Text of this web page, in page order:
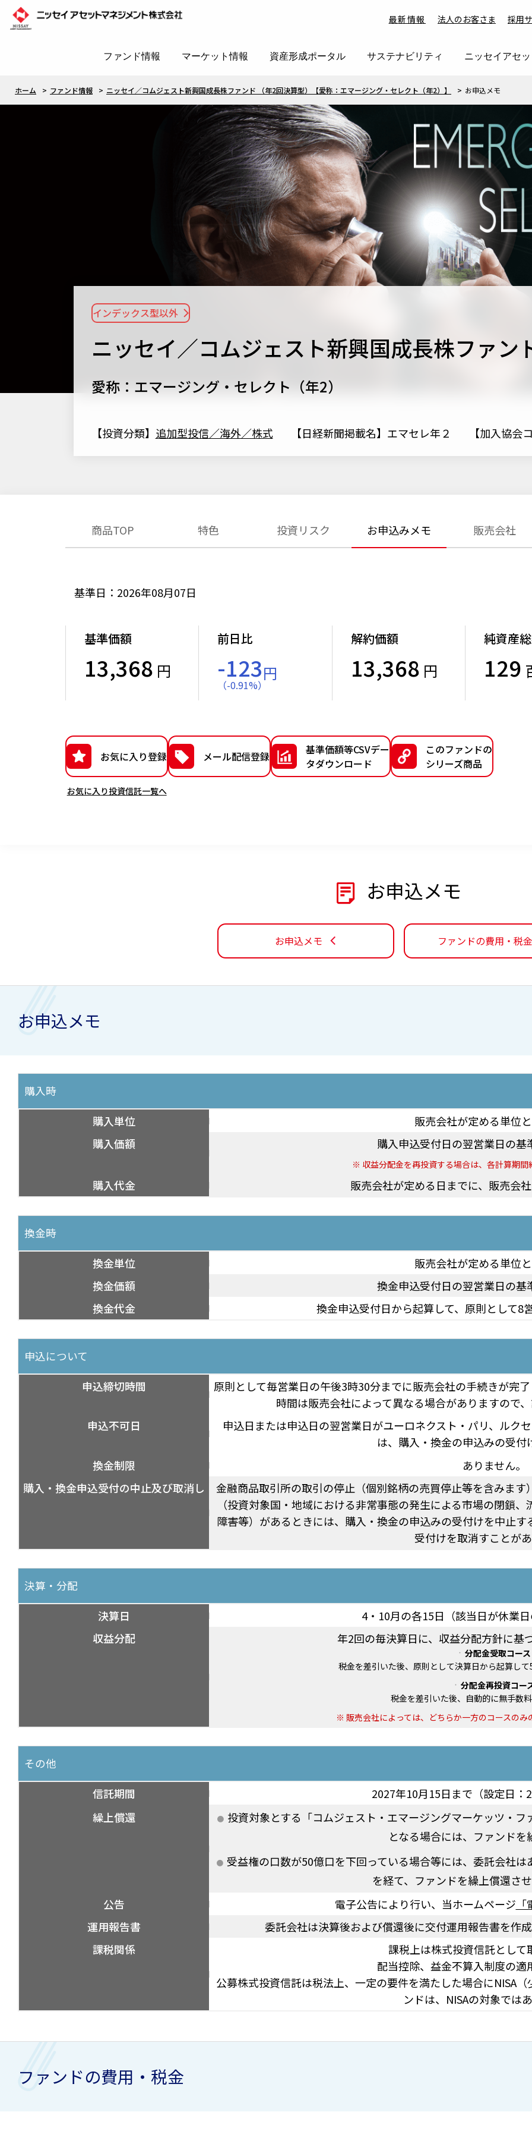
最新情報 法人のお客さま 採用
ファンド情報 マーケット情報 資産形成ポータル サステナビリティ ニッセイアセ
ホーム ファンド情報 ニッセイ／コムジェスト新興国成長株ファンド （年2回決算型）【愛称：エマージング・セレクト（年2）】 お申込メモ
ニッセイ／コムジェスト新興国成長株ファン
愛称：エマージング・セレクト（年2）
インデックス型以外
【投資分類】 追加型投信／海外／株式 【日経新聞掲載名】エマセレ年２ 【加入協会
商品TOP 特色 投資リスク お申込みメモ 販売会社
基準日：2026年08月07日
基準価額
13,368 円
前日比
-123円
（-0.91%）
解約価額
13,368 円
純資産
129
お気に入り登録
お気に入り投資信託一覧へ
メール配信登録
基準価額等CSVデー
タダウンロード
このファンドの
シリーズ商品
お申込メモ
お申込メモ ファンドの費用・税金
お申込メモ
購入時
購入単位
販売会社が定める単位
購入価額
購入申込受付日の翌営業日の基
収益分配金を再投資する場合は、各計算期
購入代金 販売会社が定める日までに、販売会
換金時
換金単位
販売会社が定める単位
換金価額
換金申込受付日の翌営業日の基
換金代金
換金申込受付日から起算して、原則として8
申込について
申込締切時間
原則として毎営業日の午後3時30分までに販売会社の手続きが完
時間は販売会社によって異なる場合がありますので
申込不可日
申込日または申込日の翌営業日がユーロネクスト・パリ、ルク
は、購入・換金の申込みの受付
換金制限
ありません。
購入・換金申込受付の中止及び取消し
金融商品取引所の取引の停止（個別銘柄の売買停止等を含みま
（投資対象国・地域における非常事態の発生による市場の閉鎖
障害等）があるときには、購入・換金の申込みの受付けを中止
受付けを取消すことが
決算・分配
決算日
4・10月の各15日（該当日が休業
収益分配
年2回の毎決算日に、収益分配方針に基
分配金受取コース
税金を差引いた後、原則として決算日から起算し
分配金再投資コー
税金を差引いた後、自動的に無手数
販売会社によっては、どちらか一方のコースの
その他
信託期間
2027年10月15日まで（設定日：
繰上償還
投資対象とする「コムジェスト・エマージングマーケッツ・
となる場合には、ファンドを
受益権の口数が50億口を下回っている場合等には、委託会社
を経て、ファンドを繰上償還さ
公告
電子公告により行い、当ホームページ
運用報告書
委託会社は決算後および償還後に交付運用報告書を作
課税関係
課税上は株式投資信託として
配当控除、益金不算入制度の適
公募株式投資信託は税法上、一定の要件を満たした場合にNISA
ンドは、NISAの対象では
ファンドの費用・税金